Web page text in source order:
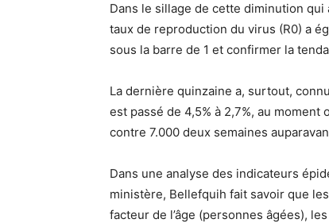
Dans le sillage de cette diminution qui
taux de reproduction du virus (R0) a
sous la barre de 1 et confirmer la
La dernière quinzaine a, surtout,
est passé de 4,5% à 2,7%, au
contre 7.000 deux semaines
Dans une analyse des indicateurs
ministère, Bellefquih fait savoir que
facteur de l’âge (personnes âgées),